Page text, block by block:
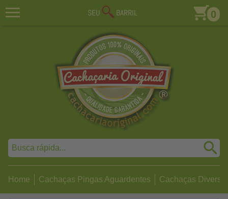
0
Home Cachaças Pingas Aguardentes Cachaças